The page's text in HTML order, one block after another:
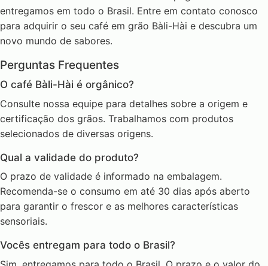
entregamos em todo o Brasil. Entre em contato conosco
para adquirir o seu café em grão Bàli-Hài e descubra um
novo mundo de sabores.
Perguntas Frequentes
O café Bàli-Hài é orgânico?
Consulte nossa equipe para detalhes sobre a origem e
certificação dos grãos. Trabalhamos com produtos
selecionados de diversas origens.
Qual a validade do produto?
O prazo de validade é informado na embalagem.
Recomenda-se o consumo em até 30 dias após aberto
para garantir o frescor e as melhores características
sensoriais.
Vocês entregam para todo o Brasil?